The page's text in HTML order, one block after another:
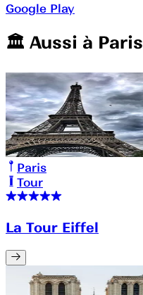
Google Play
🏛️️ Aussi à Paris
Paris
Tour
La Tour Eiffel